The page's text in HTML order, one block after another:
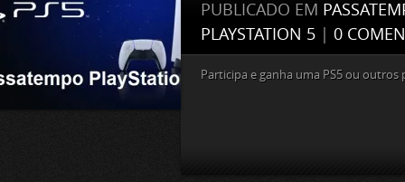
PUBLICADO EM
PLAYSTATION 5
0
Participa e ganha uma PS5 ou outros